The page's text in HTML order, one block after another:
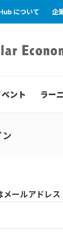
について 企
ント ラー
ン
メールアドレス